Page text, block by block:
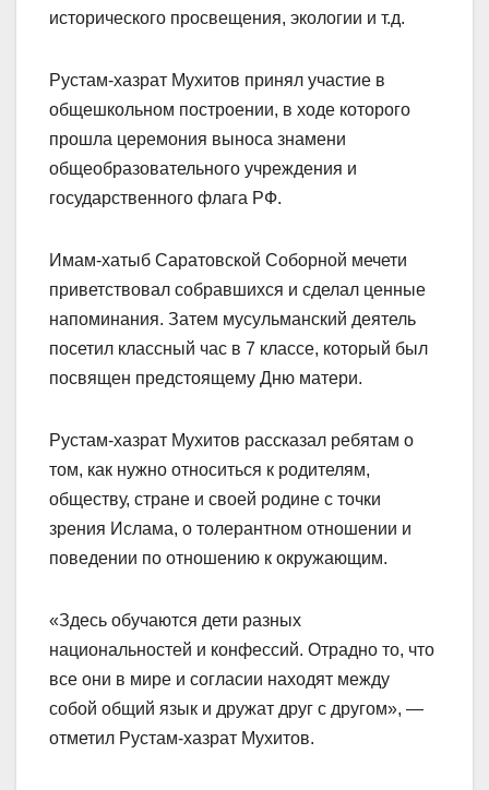
исторического просвещения, экологии и т.д.
Рустам-хазрат Мухитов принял участие в
общешкольном построении, в ходе которого
прошла церемония выноса знамени
общеобразовательного учреждения и
государственного флага РФ.
Имам-хатыб Саратовской Соборной мечети
приветствовал собравшихся и сделал ценные
напоминания. Затем мусульманский деятель
посетил классный час в 7 классе, который был
посвящен предстоящему Дню матери.
Рустам-хазрат Мухитов рассказал ребятам о
том, как нужно относиться к родителям,
обществу, стране и своей родине с точки
зрения Ислама, о толерантном отношении и
поведении по отношению к окружающим.
«Здесь обучаются дети разных
национальностей и конфессий. Отрадно то, что
все они в мире и согласии находят между
собой общий язык и дружат друг с другом», —
отметил Рустам-хазрат Мухитов.